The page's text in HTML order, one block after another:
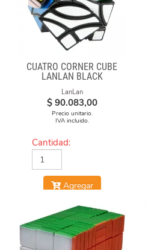
CUATRO CORNER CUBE
LANLAN BLACK
LanLan
$ 90.083,00
Precio unitario.
IVA incluido.
Cantidad:
Agregar